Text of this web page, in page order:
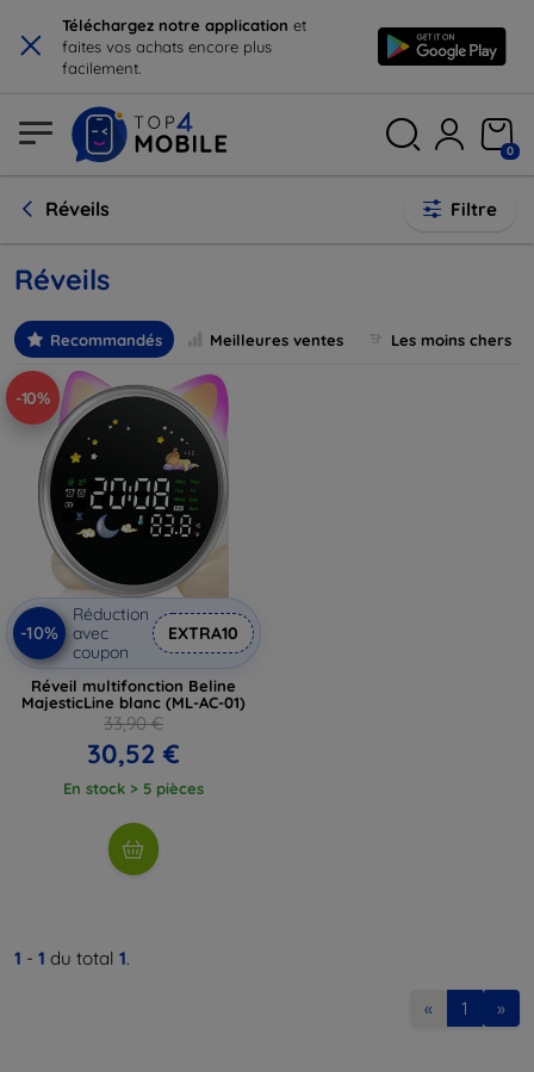
× Téléchargez notre application et
faites vos achats encore plus
facilement.
0
Réveils Filtre
Réveils
Recommandés Meilleures ventes Les moins chers
-10%
-10%
Réduction
avec
coupon
EXTRA10
Réveil multifonction Beline
MajesticLine blanc (ML-AC-01)
33,90 €
30,52 €
En stock > 5 pièces
1 - 1 du total 1.
« 1 »